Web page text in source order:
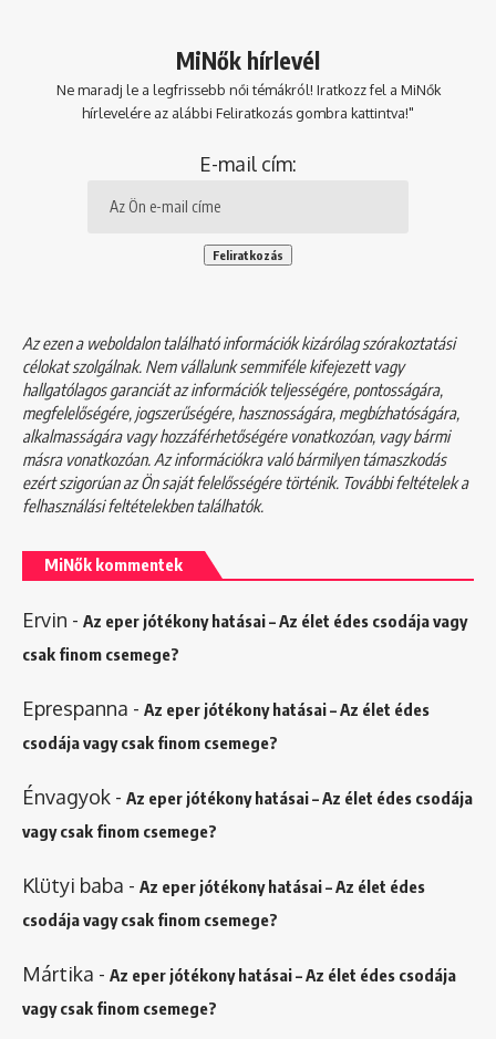
MiNők hírlevél
Ne maradj le a legfrissebb női témákról! Iratkozz fel a MiNők
hírlevelére az alábbi Feliratkozás gombra kattintva!"
E-mail cím:
Az ezen a weboldalon található információk kizárólag szórakoztatási
célokat szolgálnak. Nem vállalunk semmiféle kifejezett vagy
hallgatólagos garanciát az információk teljességére, pontosságára,
megfelelőségére, jogszerűségére, hasznosságára, megbízhatóságára,
alkalmasságára vagy hozzáférhetőségére vonatkozóan, vagy bármi
másra vonatkozóan. Az információkra való bármilyen támaszkodás
ezért szigorúan az Ön saját felelősségére történik. További feltételek a
felhasználási feltételekbentalálhatók.
MiNők kommentek
Ervin - Az eper jótékony hatásai – Az élet édes csodája vagy
csak finom csemege?
Eprespanna - Az eper jótékony hatásai – Az élet édes
csodája vagy csak finom csemege?
Énvagyok - Az eper jótékony hatásai – Az élet édes csodája
vagy csak finom csemege?
Klütyi baba - Az eper jótékony hatásai – Az élet édes
csodája vagy csak finom csemege?
Mártika - Az eper jótékony hatásai – Az élet édes csodája
vagy csak finom csemege?